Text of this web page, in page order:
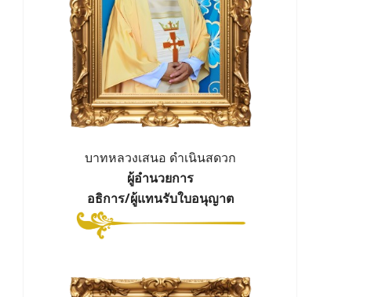
บาทหลวงเสนอ ดำเนินสดวก
ผู้อำนวยการ
อธิการ/ผู้แทนรับใบอนุญาต